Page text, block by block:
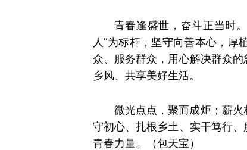
青春逢盛世，奋斗正当时
人”为标杆，坚守向善本心，
众、服务群众，用心解决群众
乡风、共享美好生活。
微光点点，聚而成炬；薪
守初心、扎根乡土、实干笃行
青春力量。（包天宝）